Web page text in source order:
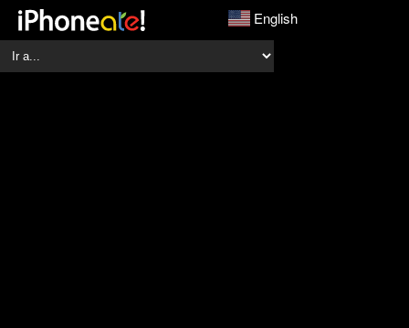
English